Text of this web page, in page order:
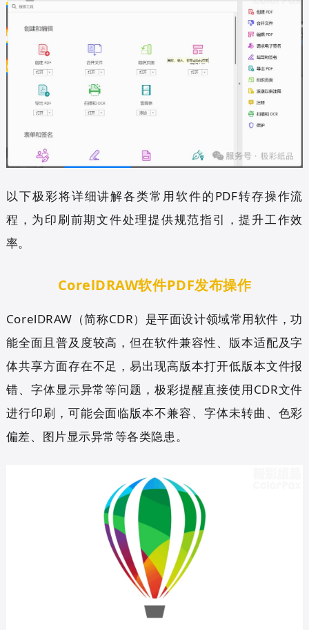
以下极彩将详细讲解各类常用软件的PDF转存操作流
程，为印刷前期文件处理提供规范指引，提升工作效
率。
CorelDRAW软件PDF发布操作
CorelDRAW（简称CDR）是平面设计领域常用软件，功
能全面且普及度较高，但在软件兼容性、版本适配及字
体共享方面存在不足，易出现高版本打开低版本文件报
错、字体显示异常等问题，极彩提醒直接使用CDR文件
进行印刷，可能会面临版本不兼容、字体未转曲、色彩
偏差、图片显示异常等各类隐患。